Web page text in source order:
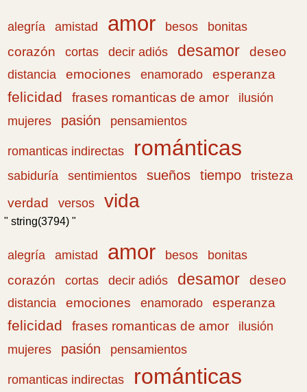
alegría amistad amor besos
bonitas
corazón
cortas decir adiós desamor deseo
distancia emociones enamorado esperanza
felicidad frases romanticas de amor
ilusión
mujeres
pasión pensamientos
romanticas indirectas románticas
sabiduría sentimientos sueños tiempo
tristeza
verdad
versos vida
" string(3794) "
alegría amistad amor besos
bonitas
corazón
cortas decir adiós desamor deseo
distancia emociones enamorado esperanza
felicidad frases romanticas de amor
ilusión
mujeres
pasión pensamientos
romanticas indirectas románticas